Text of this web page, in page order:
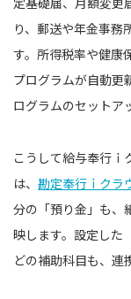
り、郵送や年金事務
す。所得税率や健康
プログラムが自動更
ログラムのセットア
こうして給与奉行ｉ
は、 勘定奉行ｉクラ
分の「預り金」も、
映します。設定した
どの補助科目も、連